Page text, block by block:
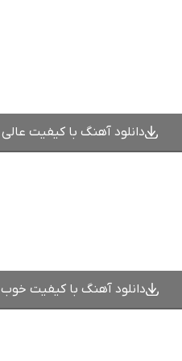
دانلود آهنگ با کیفیت عالی 320
دانلود آهنگ با کیفیت خوب 128